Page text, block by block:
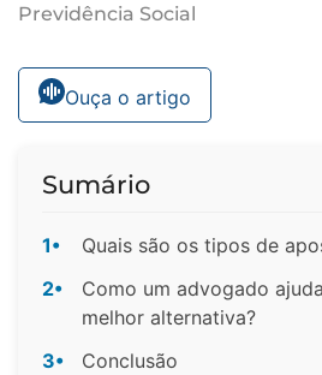
Previdência Social
Ouça o artigo
Sumário
1•
Quais são os tipos de
2•
Como um advogado
melhor alternativa?
3•
Conclusão